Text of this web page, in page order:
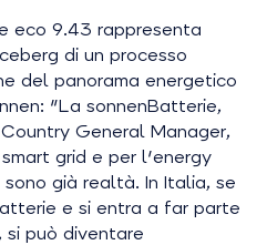
eco 9.43 rappresenta
di un processo
del panorama energetico
"La sonnenBatterie,
General Manager,
grid e per l'energy
sono già realtà. In Italia, se
e si entra a far parte
si può diventare